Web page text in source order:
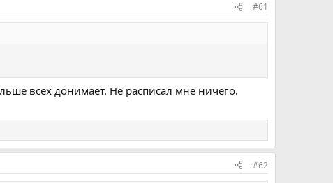
#61
всех донимает. Не расписал мне ничего.
#62